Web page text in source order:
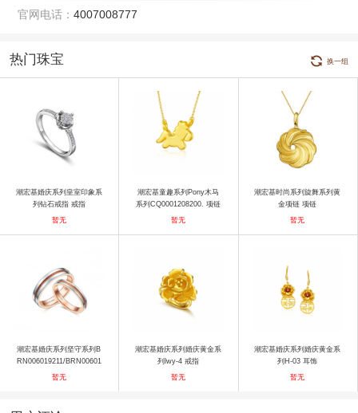
官网电话： 4007008777
热门珠宝 换一组
潮宏基婚庆系列皇室印象系
列钻石戒指 戒指
暂无
潮宏基童趣系列Pony木马
系列CQ0001208200. 项链
暂无
潮宏基时尚系列旋舞系列黄
金项链 项链
暂无
潮宏基婚庆系列坚守系列B
RN006019211/BRN00601
9221 戒指
暂无
潮宏基婚庆系列婚庆黄金系
列lwy-4 戒指
暂无
潮宏基婚庆系列婚庆黄金系
列H-03 耳饰
暂无